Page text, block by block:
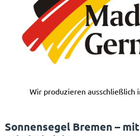
Wir produzieren ausschließlich
Sonnensegel Bremen –